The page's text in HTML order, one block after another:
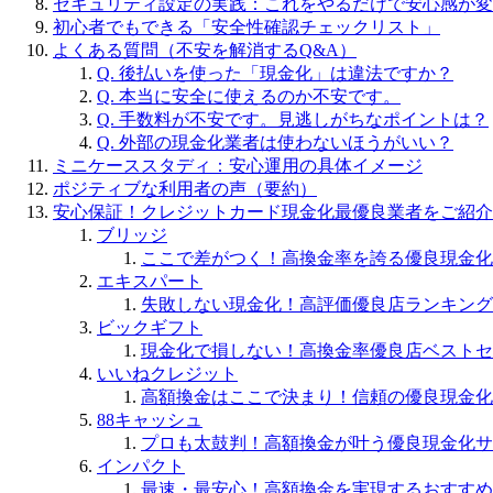
初心者でもできる「安全性確認チェックリスト」
よくある質問（不安を解消するQ&A）
Q. 後払いを使った「現金化」は違法ですか？
Q. 本当に安全に使えるのか不安です。
Q. 手数料が不安です。見逃しがちなポイントは？
Q. 外部の現金化業者は使わないほうがいい？
ミニケーススタディ：安心運用の具体イメージ
ポジティブな利用者の声（要約）
安心保証！クレジットカード現金化最優良業者をご紹介
ブリッジ
ここで差がつく！高換金率を誇る優良現金
エキスパート
失敗しない現金化！高評価優良店ランキング
ビックギフト
現金化で損しない！高換金率優良店ベスト
いいねクレジット
高額換金はここで決まり！信頼の優良現金
88キャッシュ
プロも太鼓判！高額換金が叶う優良現金化
インパクト
最速・最安心！高額換金を実現するおすす